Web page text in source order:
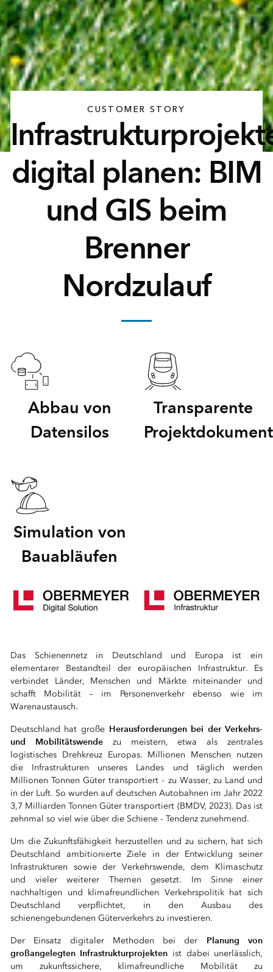
CUSTOMER STORY
digital planen: BIM
und GIS beim
Brenner
Nordzulauf
Abbau von
Datensilos
Transparente
Simulation von
Bauabläufen
Das Schienennetz in Deutschland und Europa ist ein
elementarer Bestandteil der europäischen Infrastruktur. Es
verbindet Länder, Menschen und Märkte miteinander und
schafft Mobilität – im Personenverkehr ebenso wie im
Warenaustausch.
Deutschland hat große Herausforderungen bei der Verkehrs-
und Mobilitätswendezu meistern, etwa als zentrales
logistisches Drehkreuz Europas. Millionen Menschen nutzen
die Infrastrukturen unseres Landes und täglich werden
Millionen Tonnen Güter transportiert - zu Wasser, zu Land und
in der Luft. So wurden auf deutschen Autobahnen im Jahr 2022
3,7 Milliarden Tonnen Güter transportiert (BMDV, 2023). Das ist
zehnmal so viel wie über die Schiene - Tendenz zunehmend.
Um die Zukunftsfähigkeit herzustellen und zu sichern, hat sich
Deutschland ambitionierte Ziele in der Entwicklung seiner
Infrastrukturen sowie der Verkehrswende, dem Klimaschutz
und vieler weiterer Themen gesetzt. Im Sinne einer
nachhaltigen und klimafreundlichen Verkehrspolitik hat sich
Deutschland verpflichtet, in den Ausbau des
schienengebundenen Güterverkehrs zu investieren.
Der Einsatz digitaler Methoden bei der Planung von
großangelegten Infrastrukturprojekten ist dabei unerlässlich,
um zukunftssichere, klimafreundliche Mobilität zu